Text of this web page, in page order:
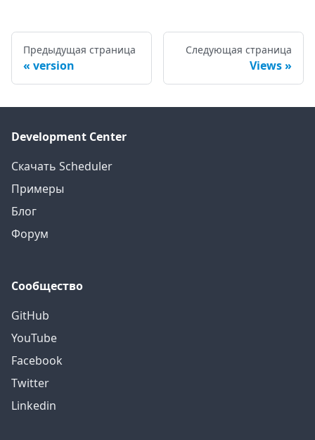
Предыдущая страница
version
Следующая страница
Views
Development Center
Скачать Scheduler
Примеры
Блог
Форум
Сообщество
GitHub
YouTube
Facebook
Twitter
Linkedin